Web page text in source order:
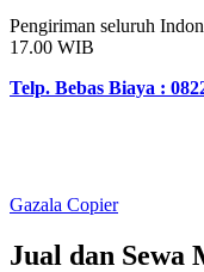
Pengiriman seluruh
17.00 WIB
Telp. Bebas Biaya :
Gazala Copier
Jual dan Sewa